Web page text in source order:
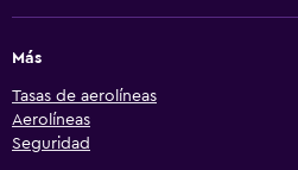
Más
Tasas de aerolíneas
Aerolíneas
Seguridad